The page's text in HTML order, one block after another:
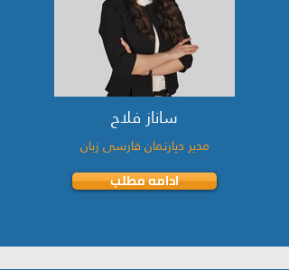
ساناز فلاح
مدیر دپارتمان فارسی زبان
ادامه مطلب